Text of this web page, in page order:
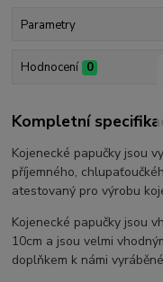
Parametry
Hodnocení 0
Kompletní
Kojenecké papučky jsou
příjemného,
atestovaný pro výrobu
Kojenecké papučky jsou
10cm a jsou velmi
doplňkem k námi